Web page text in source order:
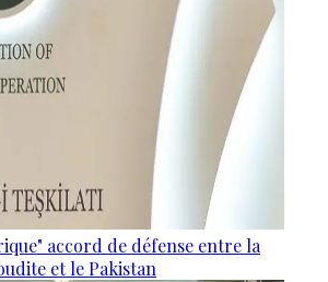
accord de défense entre la
et le Pakistan